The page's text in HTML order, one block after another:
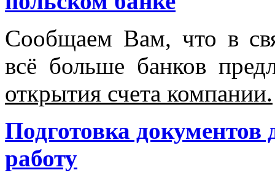
Сообщаем Вам, что в
всё больше банков
открытия счета компании.
Подготовка документов
работу